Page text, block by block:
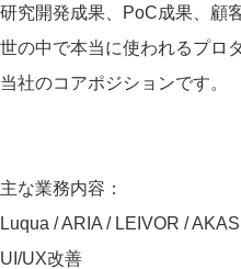
研究開発成果、PoC成果、顧
世の中で本当に使われるプロ
当社のコアポジションです。
主な業務内容：
Luqua / ARIA / LEIVOR /
UI/UX改善